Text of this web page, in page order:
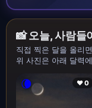
📸 오늘, 사람들
직접 찍은 달을 올리면
위 사진은 아래 달력
🌘 ❤ 0